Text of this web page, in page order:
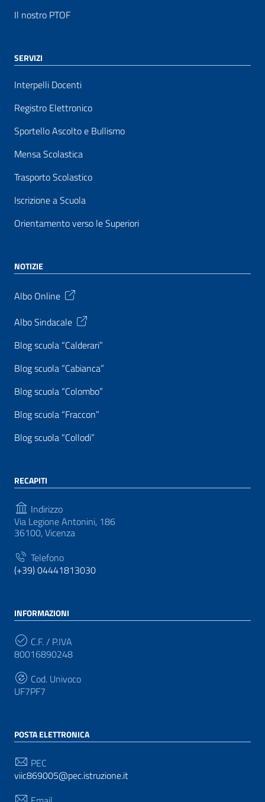
Il nostro PTOF
SERVIZI
Interpelli Docenti
Registro Elettronico
Sportello Ascolto e Bullismo
Mensa Scolastica
Trasporto Scolastico
Iscrizione a Scuola
Orientamento verso le Superiori
NOTIZIE
Albo Online
Albo Sindacale
Blog scuola “Calderari”
Blog scuola “Cabianca”
Blog scuola “Colombo”
Blog scuola “Fraccon”
Blog scuola “Collodi”
RECAPITI
Indirizzo
Via Legione Antonini, 186
36100, Vicenza
Telefono
(+39) 04441813030
INFORMAZIONI
C.F. / P.IVA
80016890248
Cod. Univoco
UF7PF7
POSTA ELETTRONICA
PEC
viic869005@pec.istruzione.it